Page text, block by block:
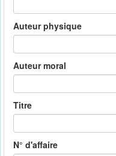
Auteur physique
Auteur moral
Titre
N° d'affaire